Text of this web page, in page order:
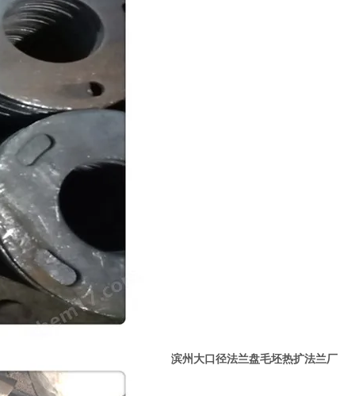
滨州大口径法兰盘毛坯热扩法兰厂